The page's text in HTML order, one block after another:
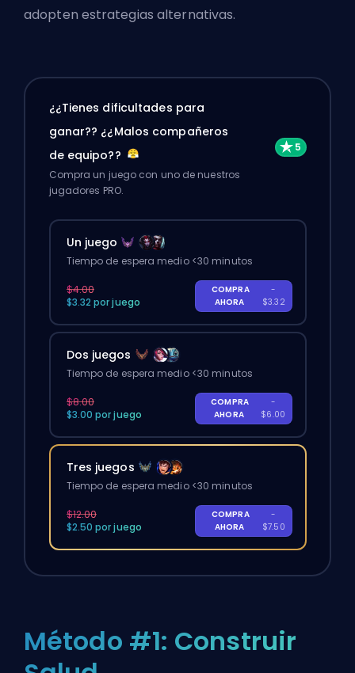
adopten estrategias alternativas.
¿¿Tienes dificultades para
ganar?? ¿¿Malos compañeros
de equipo??
Compra un juego con uno de nuestros
jugadores PRO.
Un juego
Tiempo de espera medio <30 minutos
$4.00
$3.32 por juego
COMPRA
AHORA
-
$3.32
Dos juegos
Tiempo de espera medio <30 minutos
$8.00
$3.00 por juego
COMPRA
AHORA
-
$6.00
Tres juegos
Tiempo de espera medio <30 minutos
$12.00
$2.50 por juego
COMPRA
AHORA
-
$7.50
Método #1: Construir